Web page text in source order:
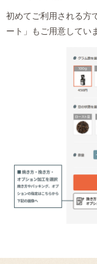
初めてご利用される方
ート」もご用意してい